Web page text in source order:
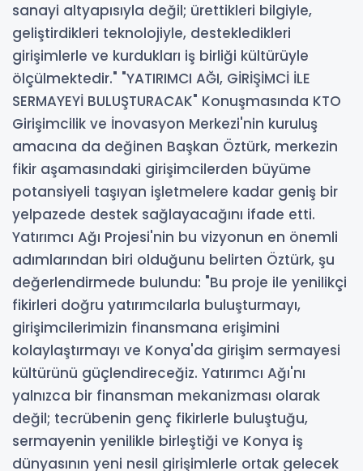
sanayi altyapısıyla değil; ürettikleri bilgiyle,
geliştirdikleri teknolojiyle, destekledikleri
girişimlerle ve kurdukları iş birliği kültürüyle
ölçülmektedir." "YATIRIMCI AĞI, GİRİŞİMCİ İLE
SERMAYEYİ BULUŞTURACAK" Konuşmasında KTO
Girişimcilik ve İnovasyon Merkezi'nin kuruluş
amacına da değinen Başkan Öztürk, merkezin
fikir aşamasındaki girişimcilerden büyüme
potansiyeli taşıyan işletmelere kadar geniş bir
yelpazede destek sağlayacağını ifade etti.
Yatırımcı Ağı Projesi'nin bu vizyonun en önemli
adımlarından biri olduğunu belirten Öztürk, şu
değerlendirmede bulundu: "Bu proje ile yenilikçi
fikirleri doğru yatırımcılarla buluşturmayı,
girişimcilerimizin finansmana erişimini
kolaylaştırmayı ve Konya'da girişim sermayesi
kültürünü güçlendireceğiz. Yatırımcı Ağı'nı
yalnızca bir finansman mekanizması olarak
değil; tecrübenin genç fikirlerle buluştuğu,
sermayenin yenilikle birleştiği ve Konya iş
dünyasının yeni nesil girişimlerle ortak gelecek